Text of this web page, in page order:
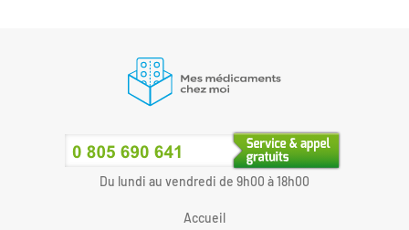
Du lundi au vendredi de 9h00 à 18h00
Accueil